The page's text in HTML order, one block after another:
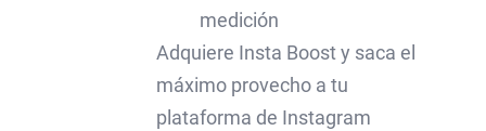
medición
Adquiere Insta Boost y saca el
máximo provecho a tu
plataforma de Instagram